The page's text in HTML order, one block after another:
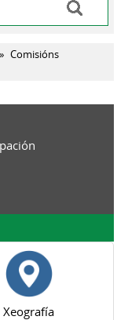
» Comisións
Xeografía